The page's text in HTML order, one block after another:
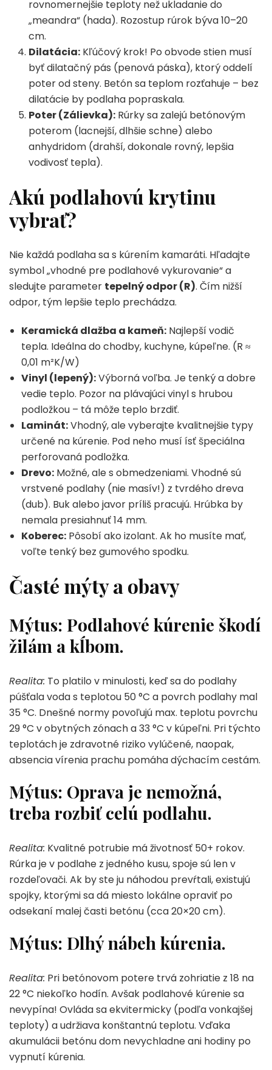
rovnomernejšie teploty než ukladanie do
„meandra“ (hada). Rozostup rúrok býva 10–20
cm.
Dilatácia: Kľúčový krok! Po obvode stien musí
byť dilatačný pás (penová páska), ktorý oddelí
poter od steny. Betón sa teplom rozťahuje – bez
dilatácie by podlaha popraskala.
Poter (Zálievka): Rúrky sa zalejú betónovým
poterom (lacnejší, dlhšie schne) alebo
anhydridom (drahší, dokonale rovný, lepšia
vodivosť tepla).
Akú podlahovú krytinu
vybrať?
Nie každá podlaha sa s kúrením kamaráti. Hľadajte
symbol „vhodné pre podlahové vykurovanie“ a
sledujte parameter tepelný odpor (R). Čím nižší
odpor, tým lepšie teplo prechádza.
Keramická dlažba a kameň: Najlepší vodič
tepla. Ideálna do chodby, kuchyne, kúpeľne. (R ≈
0,01 m²K/W)
Vinyl (lepený):Výborná voľba. Je tenký a dobre
vedie teplo. Pozor na plávajúci vinyl s hrubou
podložkou – tá môže teplo brzdiť.
Laminát:Vhodný, ale vyberajte kvalitnejšie typy
určené na kúrenie. Pod neho musí ísť špeciálna
perforovaná podložka.
Drevo: Možné, ale s obmedzeniami. Vhodné sú
vrstvené podlahy (nie masív!) z tvrdého dreva
(dub). Buk alebo javor príliš pracujú. Hrúbka by
nemala presiahnuť 14 mm.
Koberec: Pôsobí ako izolant. Ak ho musíte mať,
voľte tenký bez gumového spodku.
Časté mýty a obavy
Mýtus: Podlahové kúrenie škodí
žilám a kĺbom.
Realita: To platilo v minulosti, keď sa do podlahy
púšťala voda s teplotou 50 °C a povrch podlahy mal
35 °C. Dnešné normy povoľujú max. teplotu povrchu
29 °C v obytných zónach a 33 °C v kúpeľni. Pri týchto
teplotách je zdravotné riziko vylúčené, naopak,
absencia vírenia prachu pomáha dýchacím cestám.
Mýtus: Oprava je nemožná,
treba rozbiť celú podlahu.
Realita: Kvalitné potrubie má životnosť 50+ rokov.
Rúrka je v podlahe z jedného kusu, spoje sú len v
rozdeľovači. Ak by ste ju náhodou prevŕtali, existujú
spojky, ktorými sa dá miesto lokálne opraviť po
odsekaní malej časti betónu (cca 20×20 cm).
Mýtus: Dlhý nábeh kúrenia.
Realita: Pri betónovom potere trvá zohriatie z 18 na
22 °C niekoľko hodín. Avšak podlahové kúrenie sa
nevypína! Ovláda sa ekvitermicky (podľa vonkajšej
teploty) a udržiava konštantnú teplotu. Vďaka
akumulácii betónu dom nevychladne ani hodiny po
vypnutí kúrenia.